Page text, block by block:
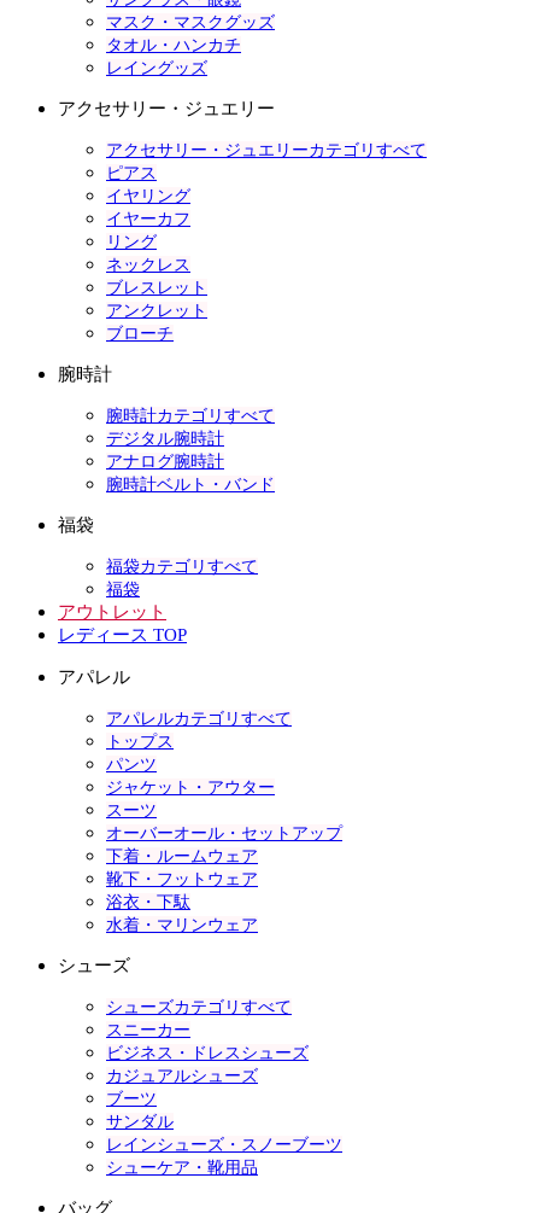
マスク・マスクグッズ
タオル・ハンカチ
レイングッズ
アクセサリー・ジュエリー
アクセサリー・ジュエリーカテゴリすべて
ピアス
イヤリング
イヤーカフ
リング
ネックレス
ブレスレット
アンクレット
ブローチ
腕時計
腕時計カテゴリすべて
デジタル腕時計
アナログ腕時計
腕時計ベルト・バンド
福袋
福袋カテゴリすべて
福袋
アウトレット
レディース TOP
アパレル
アパレルカテゴリすべて
トップス
パンツ
ジャケット・アウター
スーツ
オーバーオール・セットアップ
下着・ルームウェア
靴下・フットウェア
浴衣・下駄
水着・マリンウェア
シューズ
シューズカテゴリすべて
スニーカー
ビジネス・ドレスシューズ
カジュアルシューズ
ブーツ
サンダル
レインシューズ・スノーブーツ
シューケア・靴用品
バッグ